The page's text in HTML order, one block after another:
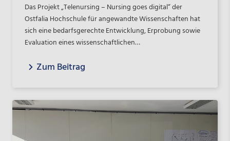
Das Projekt „Telenursing – Nursing goes digital“ der
Ostfalia Hochschule für angewandte Wissenschaften hat
sich eine bedarfsgerechte Entwicklung, Erprobung sowie
Evaluation eines wissenschaftlichen
zum Ziel gesetzt.
Zum Beitrag